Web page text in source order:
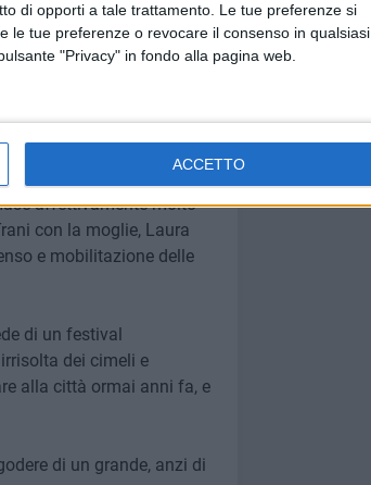
di opporti a tale trattamento. Le tue preferenze si
le tue preferenze o revocare il consenso in qualsiasi
"Privacy" in fondo alla pagina web.
ACCETTO
genere grottesco
di emigrato tranese in
uno dei più importanti
Piazzolla.
affettivamente molto
con la moglie, Laura
e mobilitazione delle
di un festival
dei cimeli e
alla città ormai anni fa, e
di un grande, anzi di